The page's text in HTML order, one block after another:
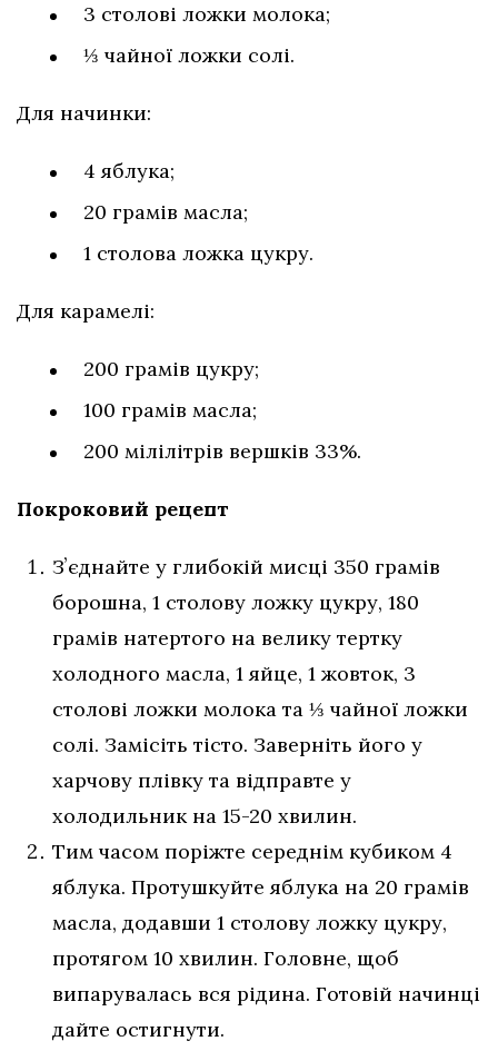
3 столові ложки молока;
⅓ чайної ложки солі.
Для начинки:
4 яблука;
20 грамів масла;
1 столова ложка цукру.
Для карамелі:
200 грамів цукру;
100 грамів масла;
200 мілілітрів вершків 33%.
Покроковий рецепт
Зʼєднайте у глибокій мисці 350 грамів
борошна, 1 столову ложку цукру, 180
грамів натертого на велику тертку
холодного масла, 1 яйце, 1 жовток, 3
столові ложки молока та ⅓ чайної ложки
солі. Замісіть тісто. Заверніть його у
харчову плівку та відправте у
холодильник на 15-20 хвилин.
Тим часом поріжте середнім кубиком 4
яблука. Протушкуйте яблука на 20 грамів
масла, додавши 1 столову ложку цукру,
протягом 10 хвилин. Головне, щоб
випарувалась вся рідина. Готовій начинці
дайте остигнути.